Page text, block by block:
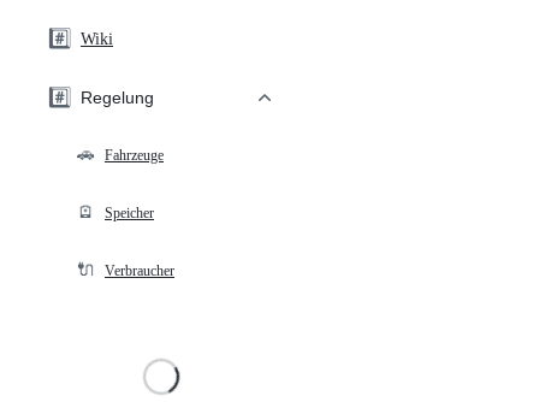
#️⃣ Wiki
#️⃣ Regelung
🚗 Fahrzeuge
🪫 Speicher
🔌 Verbraucher